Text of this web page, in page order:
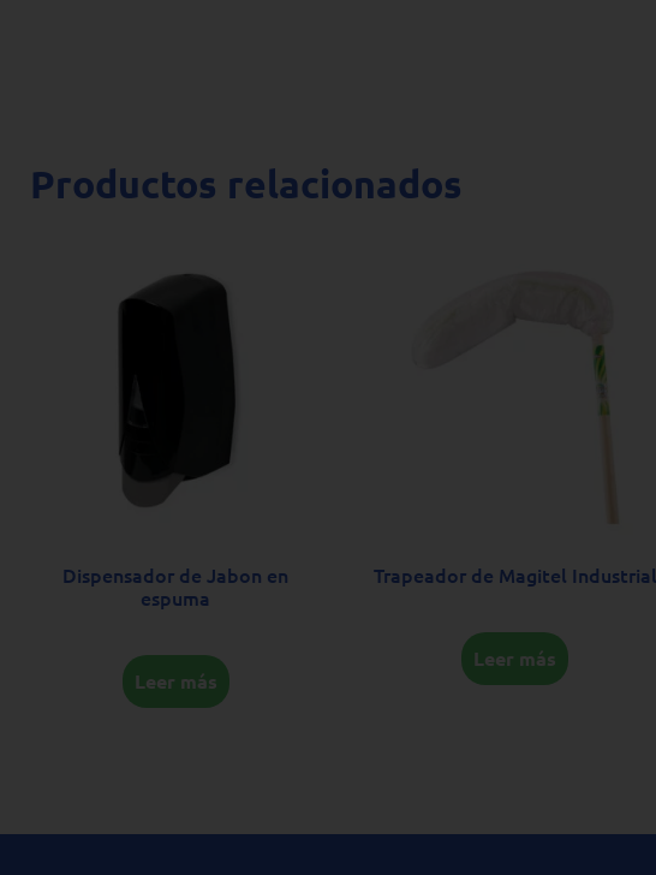
Productos relacionados
Dispensador de Jabon en
espuma
Leer más
Trapeador de Magitel Industrial
Leer más